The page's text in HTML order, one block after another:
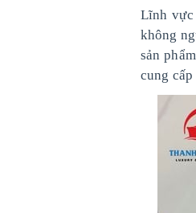
Lĩnh vực
không
sản
cung